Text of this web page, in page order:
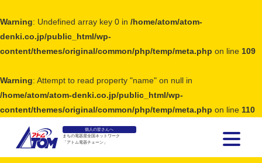
Warning: Undefined array key 0 in /home/atom/atom-
denki.co.jp/public_html/wp-
content/themes/original/common/php/temp/meta.php on line 109
Warning: Attempt to read property "name" on null in
/home/atom/atom-denki.co.jp/public_html/wp-
content/themes/original/common/php/temp/meta.php on line 110
アトム電器チェーン
個人の皆さんへ
まちの電器屋全国ネットワーク
「アトム電器チェーン」